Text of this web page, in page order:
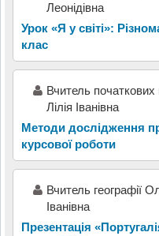
Леонідівна
Урок «Я у світі»:
клас
Вчитель
Лілія Іванівна
Методи дослідження
курсової роботи
Вчитель географії
Іванівна
Презентація